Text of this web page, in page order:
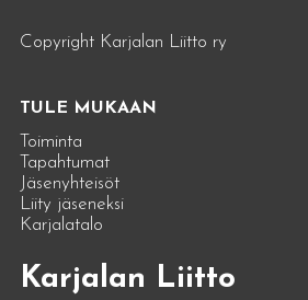
Copyright Karjalan Liitto ry
TULE MUKAAN
Toiminta
Tapahtumat
Jäsenyhteisöt
Liity jäseneksi
Karjalatalo
Karjalan Liitto